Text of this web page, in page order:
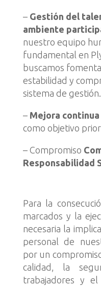
– Gestión del
ambiente
nuestro equipo
fundamental en
buscamos
estabilidad y
sistema de gestión.
– Mejora continua
como objetivo
– Compromiso
Responsabilidad
Para la
marcados y la
necesaria la
personal de
por un
calidad, la
trabajadores y